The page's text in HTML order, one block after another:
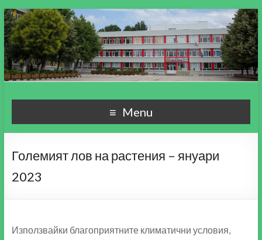
СУ "Пейо Кр. Яворов"
гр. Варна
Училище, мой свят чудесен!
Menu
Големият лов на растения – януари
2023
Използвайки благоприятните климатични условия,